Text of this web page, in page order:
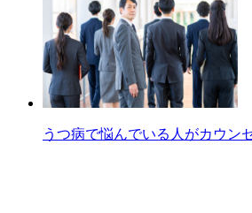
うつ病で悩んでいる人がカウン